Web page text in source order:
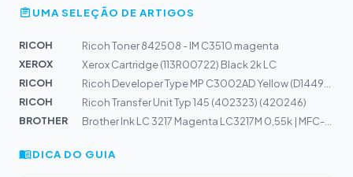
UMA SELEÇÃO DE ARTIGOS
RICOH
Ricoh Toner 842508 - IM C3510 magenta
XEROX
Xerox Cartridge (113R00722) Black 2k LC
RICOH
RICOH
Ricoh Transfer Unit Typ 145 (402323) (420246)
BROTHER
DICA DO GUIA